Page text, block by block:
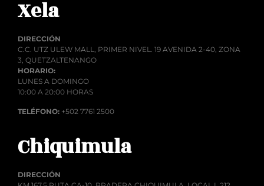
Xela
DIRECCIÓN
C.C. UTZ ULEW MALL, PRIMER NIVEL. 19 AVENIDA 2-40, ZONA
3, QUETZALTENANGO
HORARIO:
LUNES A DOMINGO
10:00 A 20:00 HORAS
TELÉFONO: +502 7761 2500
Chiquimula
DIRECCIÓN